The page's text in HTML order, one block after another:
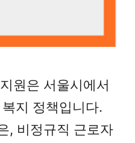
원은 서울시에서
지 정책입니다.
, 비정규직 근로자